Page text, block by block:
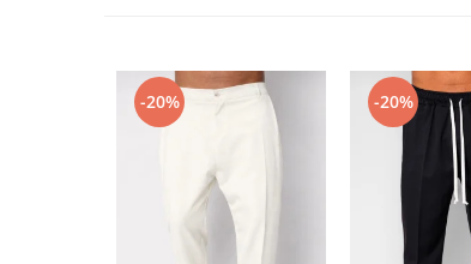
-20% -20%